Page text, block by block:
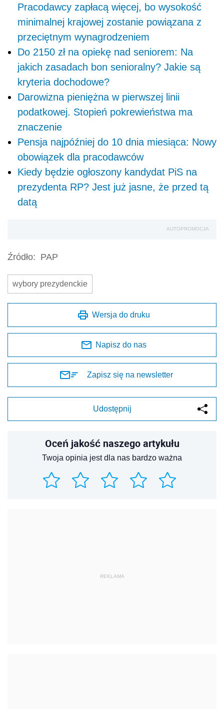
Pracodawcy zapłacą więcej, bo wysokość
minimalnej krajowej zostanie powiązana z
przeciętnym wynagrodzeniem
Do 2150 zł na opiekę nad seniorem: Na
jakich zasadach bon senioralny? Jakie są
kryteria dochodowe?
Darowizna pieniężna w pierwszej linii
podatkowej. Stopień pokrewieństwa ma
znaczenie
Pensja najpóźniej do 10 dnia miesiąca: Nowy
obowiązek dla pracodawców
Kiedy będzie ogłoszony kandydat PiS na
prezydenta RP? Jest już jasne, że przed tą
datą
AUTOPROMOCJA
Źródło: PAP
wybory prezydenckie
Wersja do druku
Napisz do nas
Zapisz się na newsletter
Udostępnij
Oceń jakość naszego artykułu
Twoja opinia jest dla nas bardzo ważna
REKLAMA